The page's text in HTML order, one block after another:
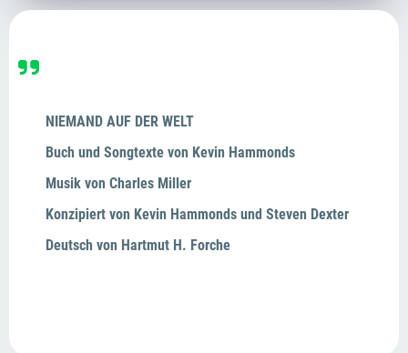
NIEMAND AUF DER WELT
Buch und Songtexte von Kevin Hammonds
Musik von Charles Miller
Konzipiert von Kevin Hammonds und Steven Dexter
Deutsch von Hartmut H. Forche